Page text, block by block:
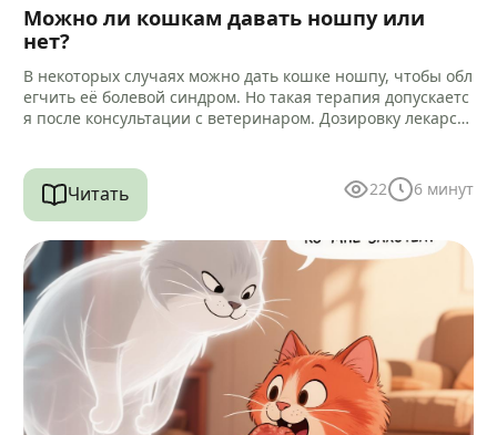
Можно ли кошкам давать ношпу или
нет?
В некоторых случаях можно дать кошке ношпу, чтобы обл
егчить её болевой синдром. Но такая терапия допускаетс
я после консультации с ветеринаром. Дозировку лекарст
Читать 22 6 минут